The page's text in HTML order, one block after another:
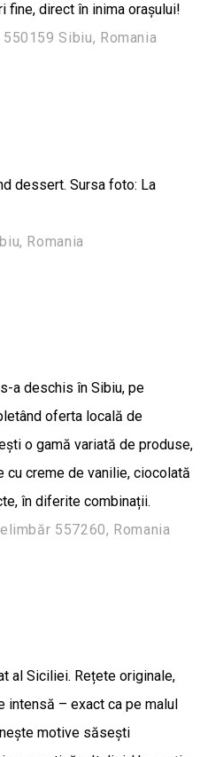
fine, direct în inima orașului!
Sibiu, Romania
dessert. Sursa foto: La
Romania
a deschis în Sibiu, pe
oferta locală de
o gamă variată de produse,
cu creme de vanilie, ciocolată
în diferite combinații.
557260, Romania
al Siciliei. Rețete originale,
intensă – exact ca pe malul
motive săsești